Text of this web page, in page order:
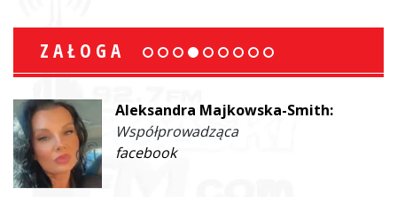
ZAŁOGA
Aleksandra Majkowska-Smith:
Współprowadząca
facebook